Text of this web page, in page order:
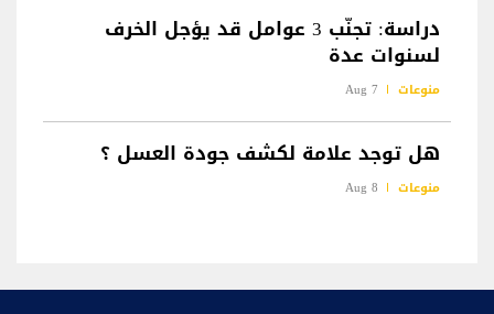
دراسة: تجنّب 3 عوامل قد يؤجل الخرف
لسنوات عدة
منوعات 7 Aug
هل توجد علامة لكشف جودة العسل ؟
منوعات 8 Aug